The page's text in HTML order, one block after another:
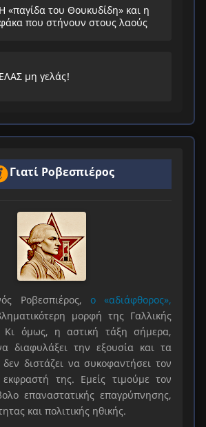
Η «παγίδα του Θουκυδίδη» και η
που στήνουν στους λαούς
ΕΛΑΣ μη γελάς!
Γιατί Ροβεσπιέρος
Ροβεσπιέρος, ο «αδιάφθορος»,
μορφή της Γαλλικής
Κι όμως, η αστική τάξη σήμερα,
διαφυλάξει την εξουσία και τα
διστάζει να συκοφαντήσει τον
εκφραστή της. Εμείς τιμούμε τον
επαναστατικής επαγρύπνησης,
και πολιτικής ηθικής.